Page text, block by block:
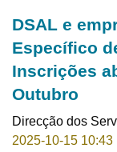
DSAL e
Específico
Inscrições
Outubro
Direcção dos
2025-10-15 10:43